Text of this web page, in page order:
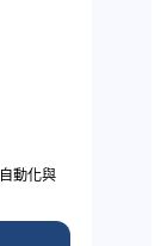
動化與